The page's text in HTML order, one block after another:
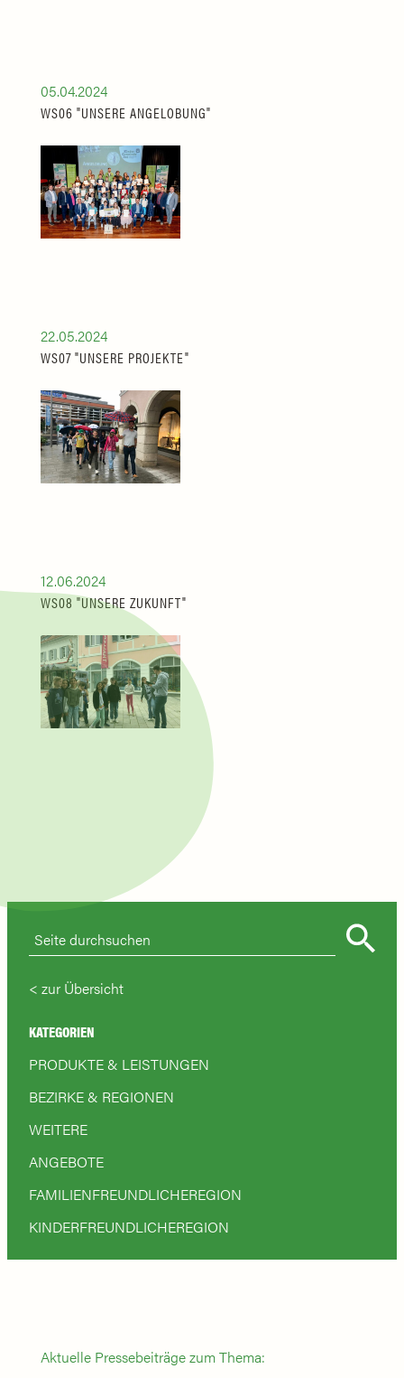
05.04.2024
WS06 "UNSERE ANGELOBUNG"
22.05.2024
WS07 "UNSERE PROJEKTE"
12.06.2024
WS08 "UNSERE ZUKUNFT"
zur Übersicht
KATEGORIEN
PRODUKTE & LEISTUNGEN
BEZIRKE & REGIONEN
WEITERE
ANGEBOTE
FAMILIENFREUNDLICHEREGION
KINDERFREUNDLICHEREGION
Aktuelle Pressebeiträge zum Thema: